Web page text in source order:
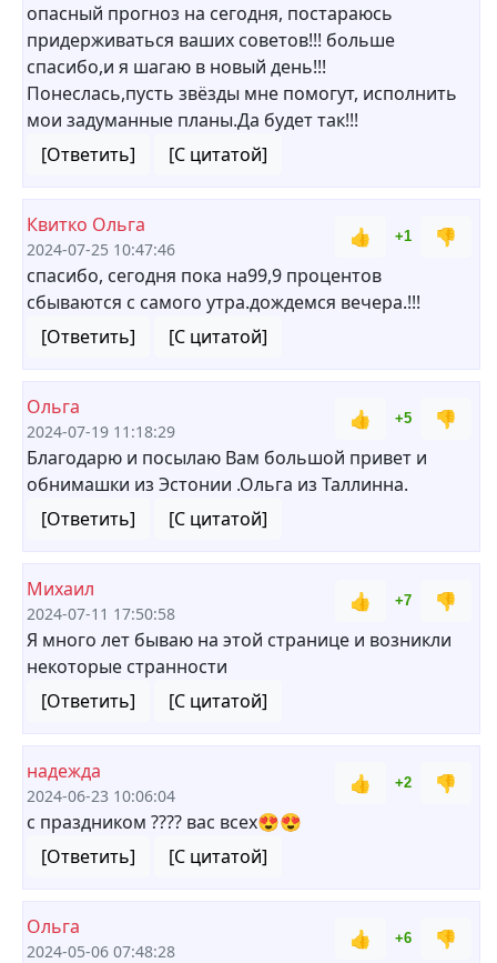
опасный прогноз на сегодня, постараюсь
придерживаться ваших советов!!! больше
спасибо,и я шагаю в новый день!!!
Понеслась,пусть звёзды мне помогут, исполнить
мои задуманные планы.Да будет так!!!
[Ответить]
[С цитатой]
Квитко Ольга
2024-07-25 10:47:46
👍 +1
👎
спасибо, сегодня пока на99,9 процентов
сбываются с самого утра.дождемся вечера.!!!
[Ответить]
[С цитатой]
Ольга
2024-07-19 11:18:29
👍 +5
👎
Благодарю и посылаю Вам большой привет и
обнимашки из Эстонии .Ольга из Таллинна.
[Ответить]
[С цитатой]
Михаил
2024-07-11 17:50:58
👍 +7
👎
Я много лет бываю на этой странице и возникли
некоторые странности
[Ответить]
[С цитатой]
надежда
2024-06-23 10:06:04
👍 +2
👎
с праздником ???? вас всех😍😍
[Ответить]
[С цитатой]
Ольга
2024-05-06 07:48:28
👍 +6
👎